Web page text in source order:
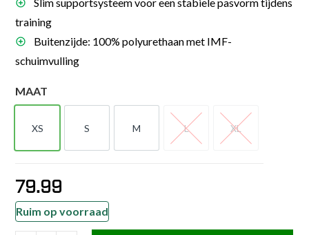
Slim supportsysteem voor een stabiele pasvorm tijdens
training
Buitenzijde: 100% polyurethaan met IMF-
schuimvulling
MAAT
XS
XS
S
S
M
M
L
L
XL
XL
79.99
Ruim op voorraad